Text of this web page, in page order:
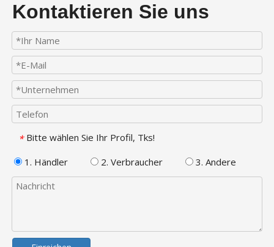
Kontaktieren Sie uns
* Bitte wählen Sie Ihr Profil, Tks!
1. Händler
2. Verbraucher 3. Andere